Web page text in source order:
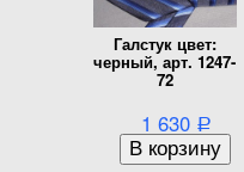
Галстук цвет:
черный, арт. 1247-
72
1 630 Р